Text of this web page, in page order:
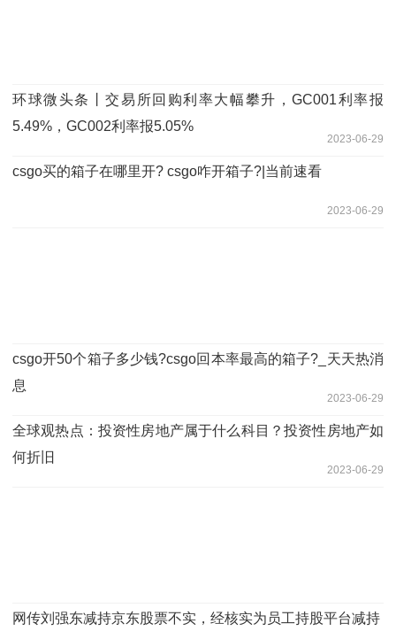
环球微头条丨交易所回购利率大幅攀升，GC001利率报
5.49%，GC002利率报5.05%
2023-06-29
csgo买的箱子在哪里开? csgo咋开箱子?|当前速看
2023-06-29
csgo开50个箱子多少钱?csgo回本率最高的箱子?_天天热消
息
2023-06-29
全球观热点：投资性房地产属于什么科目？投资性房地产如
何折旧
2023-06-29
网传刘强东减持京东股票不实，经核实为员工持股平台减持